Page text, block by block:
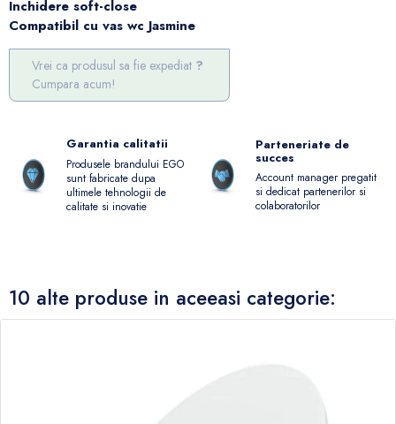
Inchidere soft-close
Compatibil cu vas wc Jasmine
Vrei ca produsul sa fie expediat
Cumpara acum!
Garantia calitatii
Produsele brandului EGO
sunt fabricate dupa
ultimele tehnologii de
calitate si inovatie
Parteneriate de
succes
Account manager pregatit
si dedicat partenerilor si
colaboratorilor
10 alte produse in aceeasi categorie: